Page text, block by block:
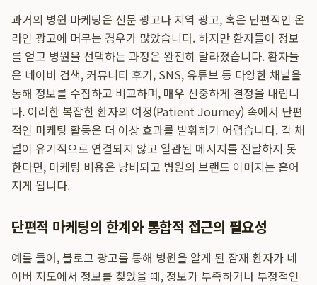
과거의 병원 마케팅은 신문 광고나 지역 광고, 혹은 단편적인 온
라인 광고에 머무는 경우가 많았습니다. 하지만 환자들이 정보
를 얻고 병원을 선택하는 과정은 완전히 달라졌습니다. 환자들
은 네이버 검색, 커뮤니티 후기, SNS, 유튜브 등 다양한 채널을
통해 정보를 수집하고 비교하며, 매우 신중하게 결정을 내립니
다. 이러한 복잡한 환자의 여정(Patient Journey) 속에서 단편
적인 마케팅 활동은 더 이상 효과를 발휘하기 어렵습니다. 각 채
널이 유기적으로 연결되지 않고 일관된 메시지를 전달하지 못
한다면, 마케팅 비용은 낭비되고 병원의 브랜드 이미지는 흩어
지게 됩니다.
단편적 마케팅의 한계와 통합적 접근의 필요성
예를 들어, 블로그 광고를 통해 병원을 알게 된 잠재 환자가 네
이버 지도에서 정보를 찾았을 때, 정보가 부족하거나 부정적인